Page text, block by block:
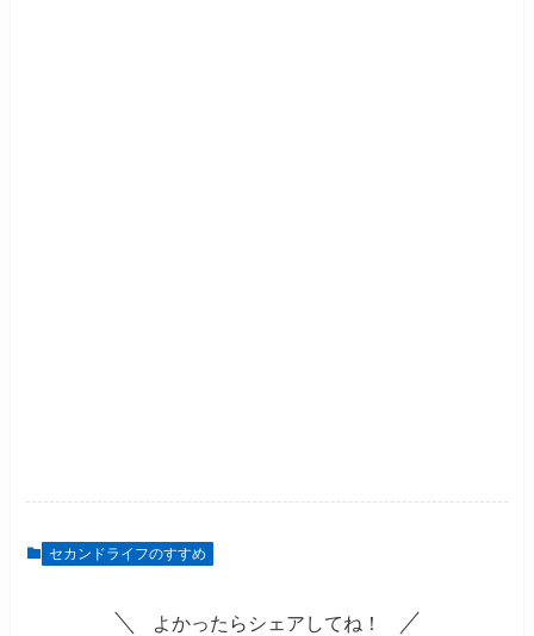
セカンドライフのすすめ
よかったらシェアしてね！